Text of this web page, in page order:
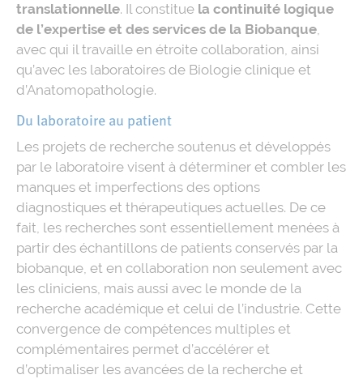
translationnelle. Il constitue la continuité logique
de l’expertise et des services de la Biobanque,
avec qui il travaille en étroite collaboration, ainsi
qu’avec les laboratoires de Biologie clinique et
d’Anatomopathologie.
Du laboratoire au patient
Les projets de recherche soutenus et développés
par le laboratoire visent à déterminer et combler les
manques et imperfections des options
diagnostiques et thérapeutiques actuelles. De ce
fait, les recherches sont essentiellement menées à
partir des échantillons de patients conservés par la
biobanque, et en collaboration non seulement avec
les cliniciens, mais aussi avec le monde de la
recherche académique et celui de l’industrie. Cette
convergence de compétences multiples et
complémentaires permet d’accélérer et
d’optimaliser les avancées de la recherche et